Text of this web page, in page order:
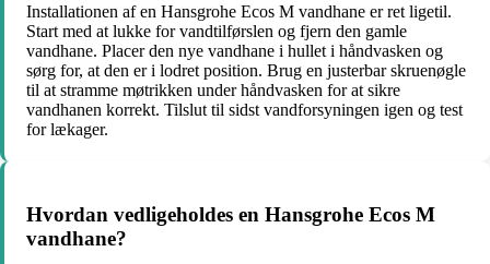
Installationen af en Hansgrohe Ecos M vandhane er ret ligetil.
Start med at lukke for vandtilførslen og fjern den gamle
vandhane. Placer den nye vandhane i hullet i håndvasken og
sørg for, at den er i lodret position. Brug en justerbar skruenøgle
til at stramme møtrikken under håndvasken for at sikre
vandhanen korrekt. Tilslut til sidst vandforsyningen igen og test
for lækager.
Hvordan vedligeholdes en Hansgrohe Ecos M
vandhane?